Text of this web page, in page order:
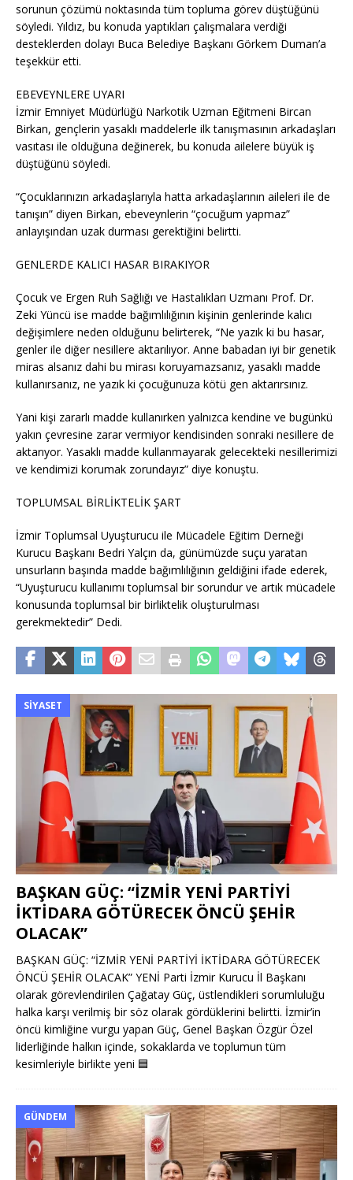
sorunun çözümü noktasında tüm topluma görev düştüğünü
söyledi. Yıldız, bu konuda yaptıkları çalışmalara verdiği
desteklerden dolayı Buca Belediye Başkanı Görkem Duman’a
teşekkür etti.
EBEVEYNLERE UYARI
İzmir Emniyet Müdürlüğü Narkotik Uzman Eğitmeni Bircan
Birkan, gençlerin yasaklı maddelerle ilk tanışmasının arkadaşları
vasıtası ile olduğuna değinerek, bu konuda ailelere büyük iş
düştüğünü söyledi.
“Çocuklarınızın arkadaşlarıyla hatta arkadaşlarının aileleri ile de
tanışın” diyen Birkan, ebeveynlerin “çocuğum yapmaz”
anlayışından uzak durması gerektiğini belirtti.
GENLERDE KALICI HASAR BIRAKIYOR
Çocuk ve Ergen Ruh Sağlığı ve Hastalıkları Uzmanı Prof. Dr.
Zeki Yüncü ise madde bağımlılığının kişinin genlerinde kalıcı
değişimlere neden olduğunu belirterek, “Ne yazık ki bu hasar,
genler ile diğer nesillere aktarılıyor. Anne babadan iyi bir genetik
miras alsanız dahi bu mirası koruyamazsanız, yasaklı madde
kullanırsanız, ne yazık ki çocuğunuza kötü gen aktarırsınız.
Yani kişi zararlı madde kullanırken yalnızca kendine ve bugünkü
yakın çevresine zarar vermiyor kendisinden sonraki nesillere de
aktarıyor. Yasaklı madde kullanmayarak gelecekteki nesillerimizi
ve kendimizi korumak zorundayız” diye konuştu.
TOPLUMSAL BİRLİKTELİK ŞART
İzmir Toplumsal Uyuşturucu ile Mücadele Eğitim Derneği
Kurucu Başkanı Bedri Yalçın da, günümüzde suçu yaratan
unsurların başında madde bağımlılığının geldiğini ifade ederek,
“Uyuşturucu kullanımı toplumsal bir sorundur ve artık mücadele
konusunda toplumsal bir birliktelik oluşturulması
gerekmektedir” Dedi.
SIYASET
BAŞKAN GÜÇ: “İZMİR YENİ PARTİYİ
İKTİDARA GÖTÜRECEK ÖNCÜ ŞEHİR
OLACAK”
BAŞKAN GÜÇ: “İZMİR YENİ PARTİYİ İKTİDARA GÖTÜRECEK
ÖNCÜ ŞEHİR OLACAK” YENİ Parti İzmir Kurucu İl Başkanı
olarak görevlendirilen Çağatay Güç, üstlendikleri sorumluluğu
halka karşı verilmiş bir söz olarak gördüklerini belirtti. İzmir’in
öncü kimliğine vurgu yapan Güç, Genel Başkan Özgür Özel
liderliğinde halkın içinde, sokaklarda ve toplumun tüm
kesimleriyle birlikte yeni 🟦
GÜNDEM